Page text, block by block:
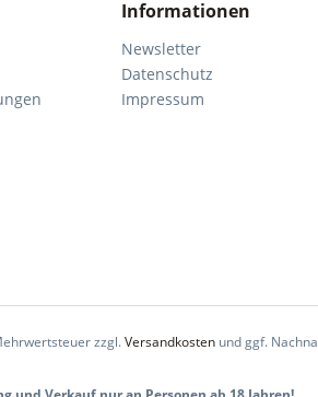
Informationen
Newsletter
Datenschutz
Impressum
zzgl.Versandkosten und ggf.